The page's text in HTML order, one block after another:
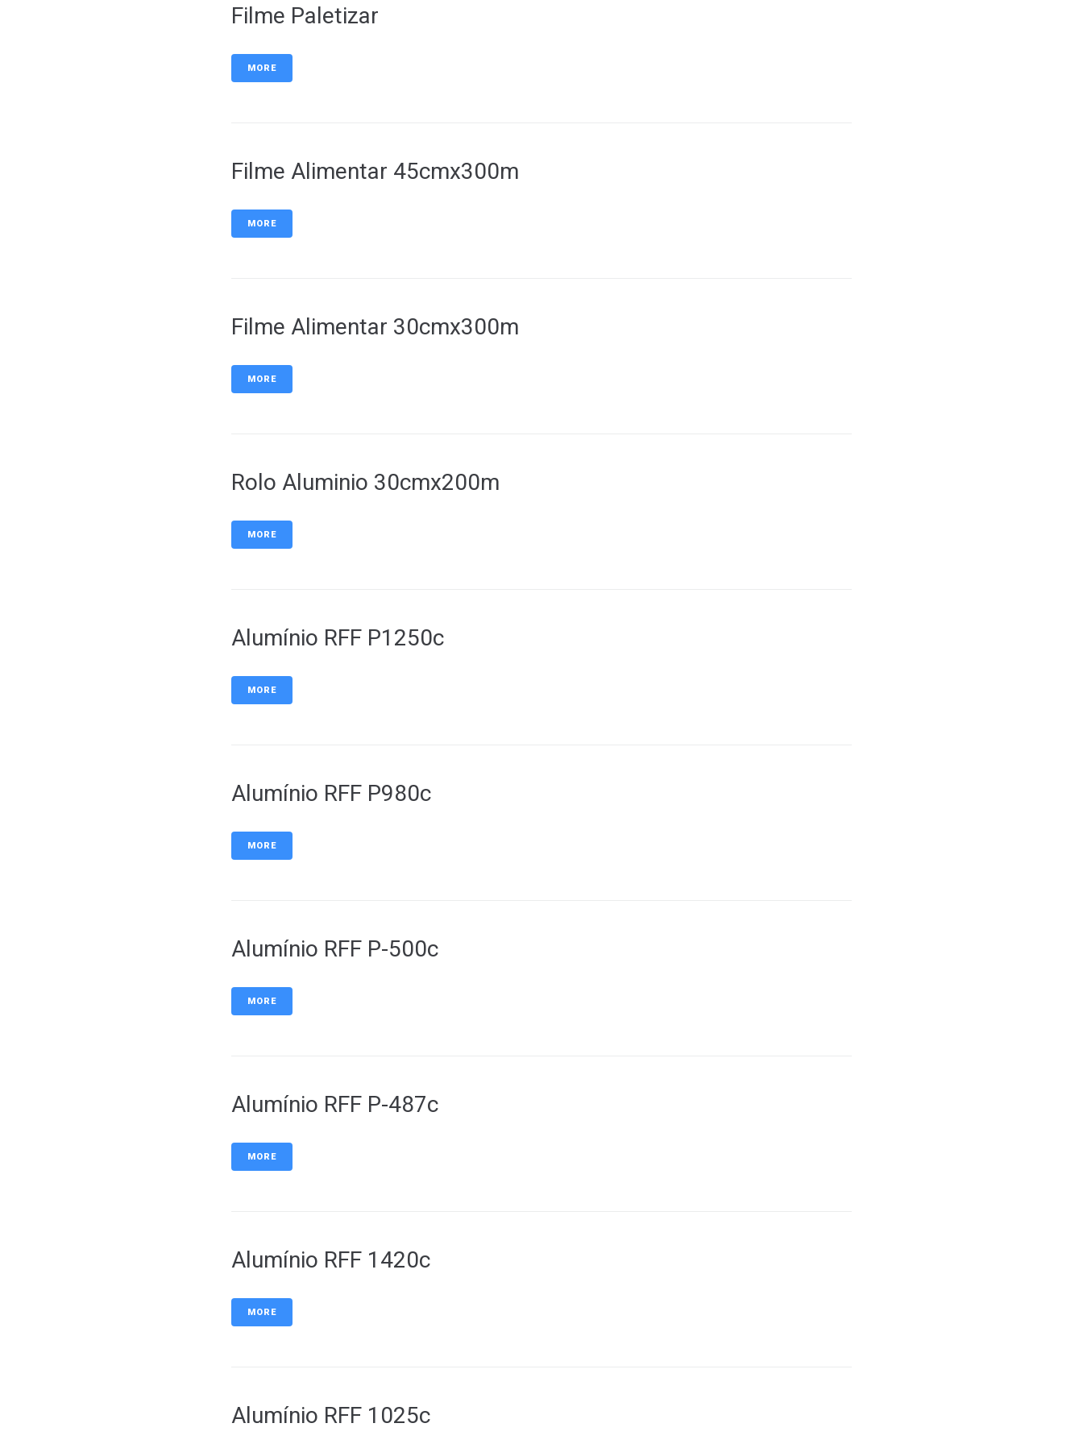
Filme Paletizar
MORE
Filme Alimentar 45cmx300m
MORE
Filme Alimentar 30cmx300m
MORE
Rolo Aluminio 30cmx200m
MORE
Alumínio RFF P1250c
MORE
Alumínio RFF P980c
MORE
Alumínio RFF P-500c
MORE
Alumínio RFF P-487c
MORE
Alumínio RFF 1420c
MORE
Alumínio RFF 1025c